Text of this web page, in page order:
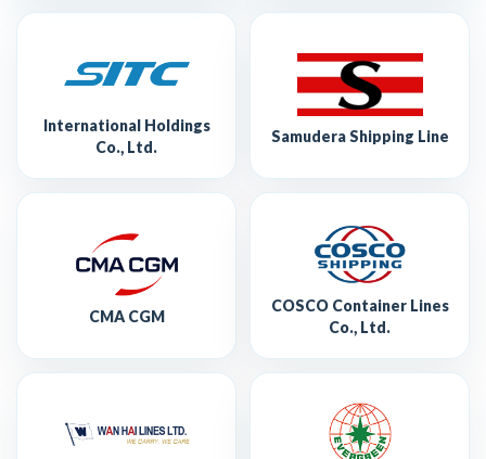
International Holdings
Co., Ltd.
Samudera Shipping Line
CMA CGM
COSCO Container Lines
Co., Ltd.